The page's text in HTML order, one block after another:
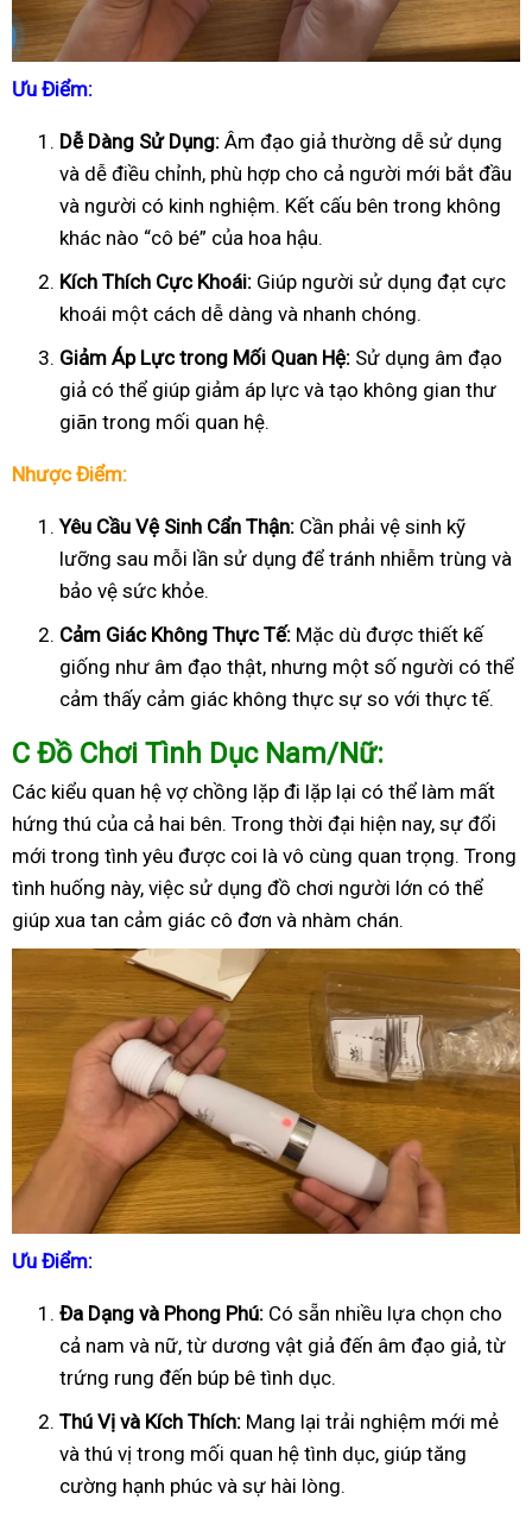
Ưu Điểm:
Dễ Dàng Sử Dụng: Âm đạo giả thường dễ sử dụng
và dễ điều chỉnh, phù hợp cho cả người mới bắt đầu
và người có kinh nghiệm. Kết cấu bên trong không
khác nào “cô bé” của hoa hậu.
Kích Thích Cực Khoái: Giúp người sử dụng đạt cực
khoái một cách dễ dàng và nhanh chóng.
Giảm Áp Lực trong Mối Quan Hệ: Sử dụng âm đạo
giả có thể giúp giảm áp lực và tạo không gian thư
giãn trong mối quan hệ.
Nhược Điểm:
Yêu Cầu Vệ Sinh Cẩn Thận: Cần phải vệ sinh kỹ
lưỡng sau mỗi lần sử dụng để tránh nhiễm trùng và
bảo vệ sức khỏe.
Cảm Giác Không Thực Tế: Mặc dù được thiết kế
giống như âm đạo thật, nhưng một số người có thể
cảm thấy cảm giác không thực sự so với thực tế.
C Đồ Chơi Tình Dục Nam/Nữ:
Các kiểu quan hệ vợ chồng lặp đi lặp lại có thể làm mất
hứng thú của cả hai bên. Trong thời đại hiện nay, sự đổi
mới trong tình yêu được coi là vô cùng quan trọng. Trong
tình huống này, việc sử dụng đồ chơi người lớn có thể
giúp xua tan cảm giác cô đơn và nhàm chán.
Ưu Điểm:
Đa Dạng và Phong Phú: Có sẵn nhiều lựa chọn cho
cả nam và nữ, từ dương vật giả đến âm đạo giả, từ
trứng rung đến búp bê tình dục.
Thú Vị và Kích Thích: Mang lại trải nghiệm mới mẻ
và thú vị trong mối quan hệ tình dục, giúp tăng
cường hạnh phúc và sự hài lòng.